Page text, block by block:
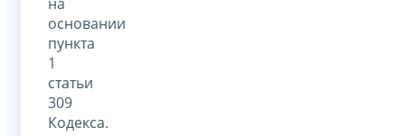
основании
пункта
1
статьи
309
Кодекса.